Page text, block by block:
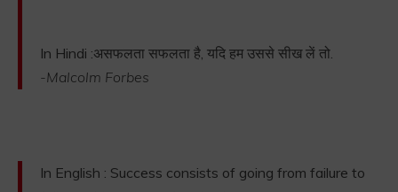
In Hindi :असफलता सफलता है, यदि हम उससे सीख लें तो.
-Malcolm Forbes
In English : Success consists of going from failure to